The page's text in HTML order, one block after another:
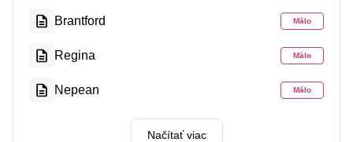
Brantford Málo
Regina Málo
Nepean Málo
Načítať viac